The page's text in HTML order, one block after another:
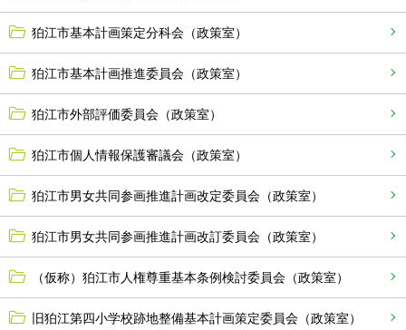
狛江市基本計画策定分科会（政策室）
狛江市基本計画推進委員会（政策室）
狛江市外部評価委員会（政策室）
狛江市個人情報保護審議会（政策室）
狛江市男女共同参画推進計画改定委員会（政策室）
狛江市男女共同参画推進計画改訂委員会（政策室）
（仮称）狛江市人権尊重基本条例検討委員会（政策室）
旧狛江第四小学校跡地整備基本計画策定委員会（政策室）